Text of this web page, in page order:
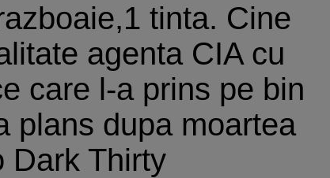
tinta. Cine
agenta CIA cu
care l-a prins pe bin
plans dupa moartea
Dark Thirty